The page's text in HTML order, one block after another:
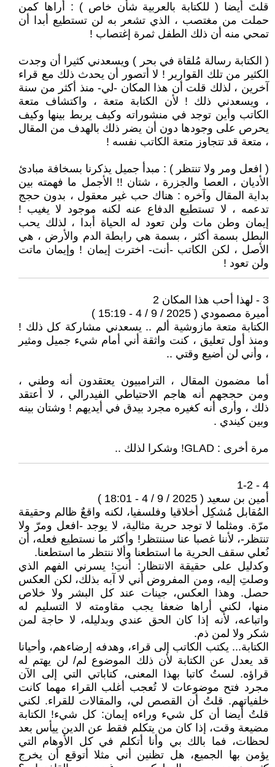
قلتَ أيضا ( للكتابة بالعربية شأن خاص ) : أراها كمن
حملت من مغتصب ، الذي تشعر به لن تستطيع أبدا أن
تمحي منه أن ذلك الطفل ثمرة إغتصاب !
( الكتابة رسالة مُلقاة في بحر ) ويسعدني كثيرا أن وجدت
الكثير من تلك القوارير ! لا أتصور أن يحدث ذلك مع قراء
آخرين ، لذلك قلت أن هذا المكان -لي- منذ أكثر من سنة
، ويسعدني ذلك ! لأن الكتابة متعة ، واكتشاف متعة
الكاتب وأين توجد في منشوراته وكيف يربط بينها وكيف
يحرص على وجودها دون أن يضر ذلك بالهدف من المقال
، متعة قد تتجاوز متعة الكاتب نفسه !
( افعل ومر ولا تنتظر ) : مبدأ جميل يذكرنا بسخافة مبادئ
الأديان ، العصا والجزرة ، شتان !! الأجمل ما فهمته بين
بداية المقال وآخره : هناك حب غير معقول ، بدون حجج
تدعمه ، لا تستطيع الدفاع عنه لكنه موجود لا يغيب !
إيمان وطن مات ولن تعود له الحياة أبدا ، لذلك يحب
البطل بسمة أكثر ، بسمة هي رابطة الدم والأرض ، هي
الأصل ، لكن الكاتب -أنت- اخترت إيمان ! وإيمان ماتت
ولن تعود !
3 - لهذا أحب هذا المكان 2
أميرة مصمودي ( 2025 / 9 / 4 - 15:19 )
الكتابة متعة مازوشية ألم .. يسعدني مشاركة كل ذلك !
ومنذ أول تعليق ، كنت واثقة أني أمام شيء جميل ومثير
، وأني لن أضيع وقتي ..
أما مضمون المقال ، الترامبيون يعتقدون أنه وطني ،
ومن حججهم أنه هاجم الاحتياطي الفيدرالي ، لا أعتقد
ذلك ، وأرى أنه كغيره مجرد بيدق في أيديهم ! وشتان بينه
وبين كيندي .
مرة أخرى : GLAD! وشكرا لذلك ..
4 - 1-2
أمين بن سعيد ( 2025 / 9 / 4 - 18:01 )
المُقابل مُشكِل أخلاقيا وفلسفيا، لكنه واقعٌ ظالم وحقيقة
مرّة. ومثلما لا توجد حرية مثالية، لا يوجد -افعل ومرّ ولا
تنتظر-، لأننا غصبا عنا سننتظر! وأكثر ما نستطيع فعله، أن
نُعلي سقف الحرية ما استطعنا وألا ننتظر ما استطعنا.
وكدليل على حقيقة الانتظار: أنتِ! يسرني الفهم الذي
وصلتِ إليه، ومن المفروض أني لا آبه بذلك، لكن العكس
حصل. وهذا العكس، جينات عند كل البشر ولا خلاص
منها، لكني أراها ضعفا يجب مقاومته لا التسليم له
واتباعه، لأنه إذا كان الحق عندي وبدليله، لا حاجة لمن
شكر ولا لمن ذم.
الكتابة... يكتب الكاتب إلى قراء، وهدفه إرضاءهم، وأحيانا
قد يعدل عن الكتابة لأن ذلك الموضوع لم/ لن يهتم له
قراؤه. لستُ كاتبا بهذا المعنى، كتاباتي التي إلى الآن
مجرد فتح موضوعات لا تُعجب أغلب القراء مهما كانت
خلفياتهم. قلتُ أن القصص لي، والمقالات للقراء. لكني
قلتُ أيضا أن كل شيء وراءه إيمان: كل شيء! الكتابة
مضيعة وقت، إذا كان من يتكلم فقط عن الدين ييأس بعد
لحظات، فما بالك بي وأنا أتكلم في كل الأوهام التي
يؤمن بها الجميع، هل تظنين أني مثلا أتوقع أن يخرج